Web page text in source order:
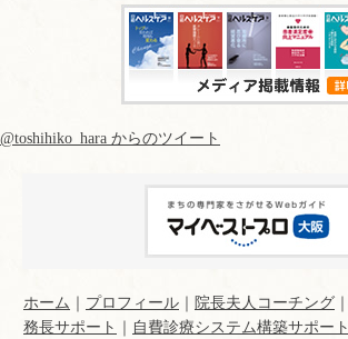
@toshihiko_hara からのツイート
ホーム プロフィール 院長夫人コーチング
務長サポート
自費診療システム構築サポート